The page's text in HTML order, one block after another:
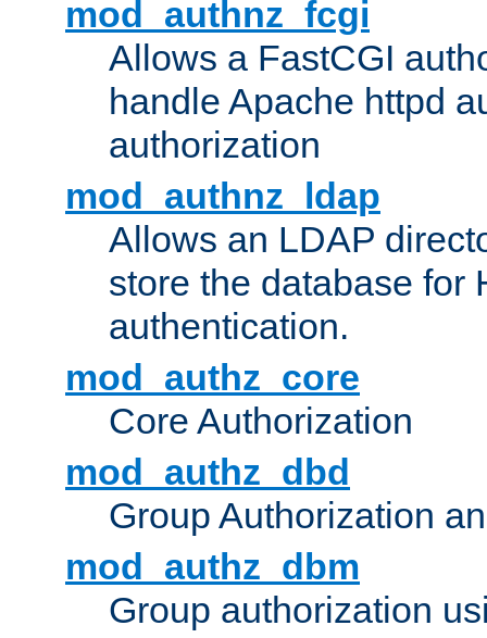
mod_authnz_fcgi
Allows a FastCGI
handle Apache httpd
authorization
mod_authnz_ldap
Allows an LDAP
store the database for
authentication.
mod_authz_core
Core Authorization
mod_authz_dbd
Group Authorization
mod_authz_dbm
Group authorization